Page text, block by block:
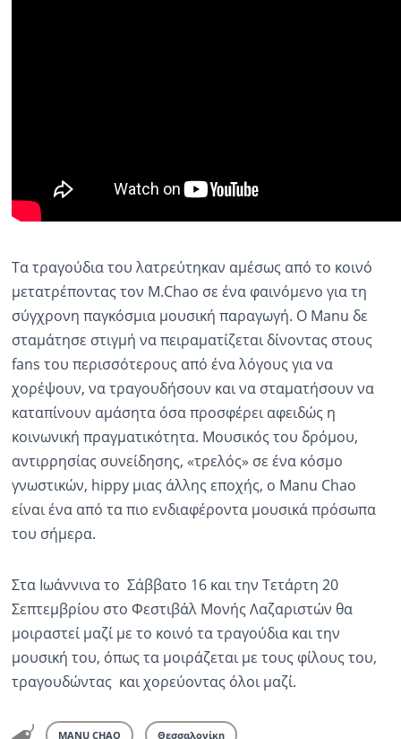
Τα τραγούδια του λατρεύτηκαν αμέσως από το κοινό
μετατρέποντας τον Μ.Chao σε ένα φαινόμενο για τη
σύγχρονη παγκόσμια μουσική παραγωγή. Ο Manu δε
σταμάτησε στιγμή να πειραματίζεται δίνοντας στους
fans του περισσότερους από ένα λόγους για να
χορέψουν, να τραγουδήσουν και να σταματήσουν να
καταπίνουν αμάσητα όσα προσφέρει αφειδώς η
κοινωνική πραγματικότητα. Μουσικός του δρόμου,
αντιρρησίας συνείδησης, «τρελός» σε ένα κόσμο
γνωστικών, hippy μιας άλλης εποχής, ο Manu Chao
είναι ένα από τα πιο ενδιαφέροντα μουσικά πρόσωπα
του σήμερα.
Στα Ιωάννινα το Σάββατο 16 και την Τετάρτη 20
Σεπτεμβρίου στο Φεστιβάλ Μονής Λαζαριστών θα
μοιραστεί μαζί με το κοινό τα τραγούδια και την
μουσική του, όπως τα μοιράζεται με τους φίλους του,
τραγουδώντας και χορεύοντας όλοι μαζί.
MANU CHAO Θεσσαλονίκη